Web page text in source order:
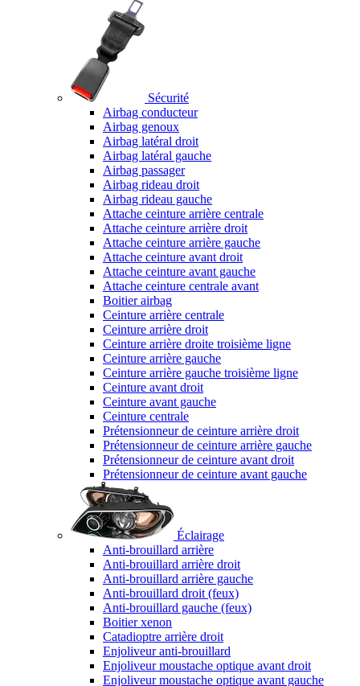
Sécurité
Airbag conducteur
Airbag genoux
Airbag latéral droit
Airbag latéral gauche
Airbag passager
Airbag rideau droit
Airbag rideau gauche
Attache ceinture arrière centrale
Attache ceinture arrière droit
Attache ceinture arrière gauche
Attache ceinture avant droit
Attache ceinture avant gauche
Attache ceinture centrale avant
Boitier airbag
Ceinture arrière centrale
Ceinture arrière droit
Ceinture arrière droite troisième ligne
Ceinture arrière gauche
Ceinture arrière gauche troisième ligne
Ceinture avant droit
Ceinture avant gauche
Ceinture centrale
Prétensionneur de ceinture arrière droit
Prétensionneur de ceinture arrière gauche
Prétensionneur de ceinture avant droit
Prétensionneur de ceinture avant gauche
Éclairage
Anti-brouillard arrière
Anti-brouillard arrière droit
Anti-brouillard arrière gauche
Anti-brouillard droit (feux)
Anti-brouillard gauche (feux)
Boitier xenon
Catadioptre arrière droit
Enjoliveur anti-brouillard
Enjoliveur moustache optique avant droit
Enjoliveur moustache optique avant gauche